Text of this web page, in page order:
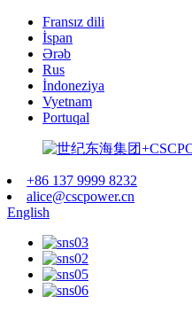
Fransız dili
İspan
Ərəb
Rus
İndoneziya
Vyetnam
Portuqal
+86 137 9999 8232
alice@cscpower.cn
English